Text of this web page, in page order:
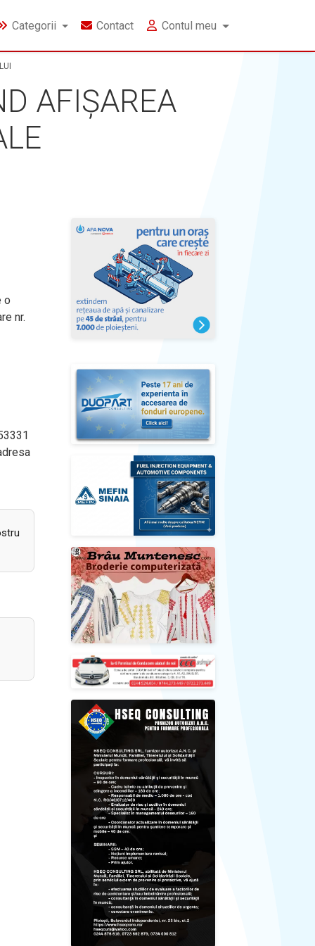
Categorii Contact Contul meu
AFIȘAREA
o
nr.